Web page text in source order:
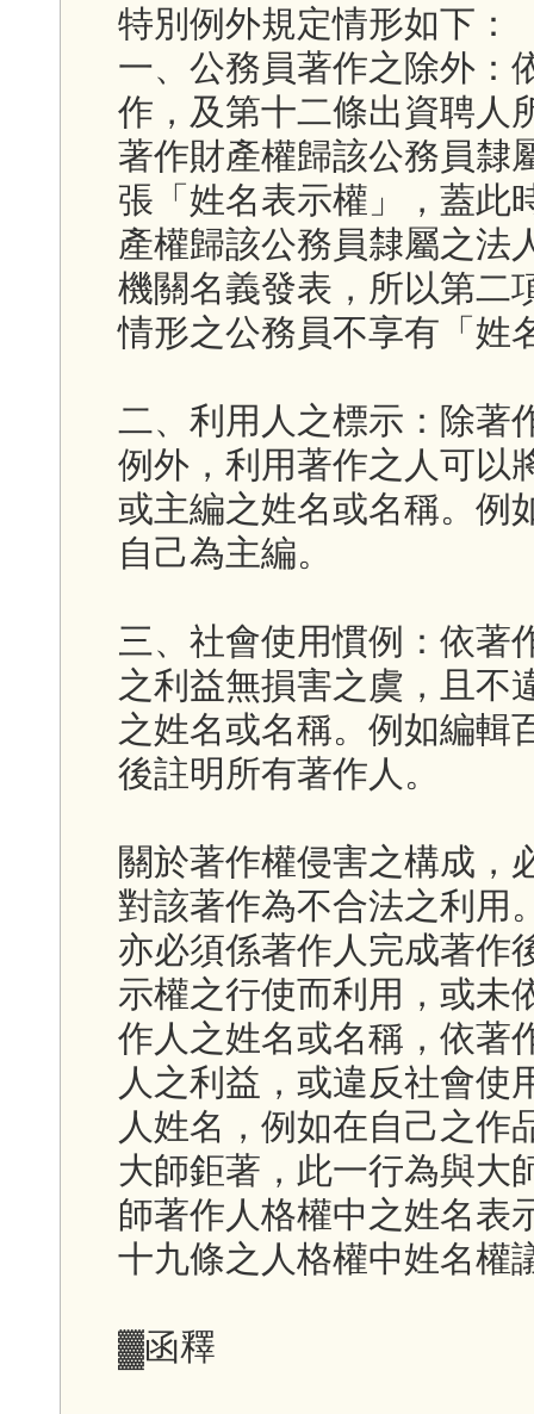
特別例外規定情形如下：
一、公務員著作之除外：
作，及第十二條出資聘人
著作財產權歸該公務員隸
張「姓名表示權」，蓋此
產權歸該公務員隸屬之法
機關名義發表，所以第二
情形之公務員不享有「姓
二、利用人之標示：除著
例外，利用著作之人可以
或主編之姓名或名稱。例
自己為主編。
三、社會使用慣例：依著
之利益無損害之虞，且不
之姓名或名稱。例如編輯
後註明所有著作人。
關於著作權侵害之構成，
對該著作為不合法之利用
亦必須係著作人完成著作
示權之行使而利用，或未
作人之姓名或名稱，依著
人之利益，或違反社會使
人姓名，例如在自己之作
大師鉅著，此一行為與大
師著作人格權中之姓名表
十九條之人格權中姓名權
▓函釋